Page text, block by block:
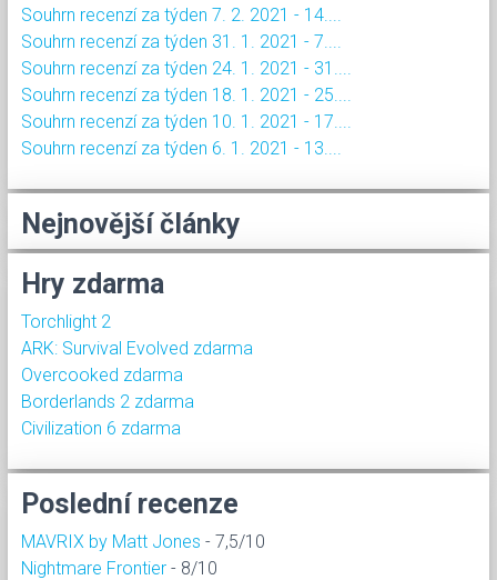
Souhrn recenzí za týden 7. 2. 2021 - 14....
Souhrn recenzí za týden 31. 1. 2021 - 7....
Souhrn recenzí za týden 24. 1. 2021 - 31....
Souhrn recenzí za týden 18. 1. 2021 - 25....
Souhrn recenzí za týden 10. 1. 2021 - 17....
Souhrn recenzí za týden 6. 1. 2021 - 13....
Nejnovější články
Hry zdarma
Torchlight 2
ARK: Survival Evolved zdarma
Overcooked zdarma
Borderlands 2 zdarma
Civilization 6 zdarma
Poslední recenze
MAVRIX by Matt Jones - 7,5/10
Nightmare Frontier - 8/10